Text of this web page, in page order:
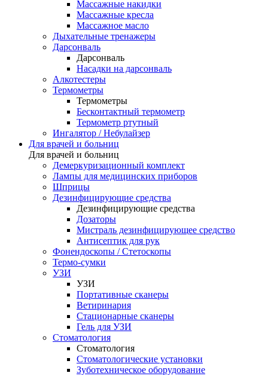
Массажные накидки
Массажные кресла
Массажное масло
Дыхательные тренажеры
Дарсонваль
Дарсонваль
Насадки на дарсонваль
Алкотестеры
Термометры
Термометры
Бесконтактный термометр
Термометр ртутный
Ингалятор / Небулайзер
Для врачей и больниц
Для врачей и больниц
Демеркуризационный комплект
Лампы для медицинских приборов
Шприцы
Дезинфицирующие средства
Дезинфицирующие средства
Дозаторы
Мистраль дезинфицирующее средство
Антисептик для рук
Фонендоскопы / Стетоскопы
Термо-сумки
УЗИ
УЗИ
Портативные сканеры
Ветиринария
Стационарные сканеры
Гель для УЗИ
Стоматология
Стоматология
Стоматологические установки
Зуботехническое оборудование